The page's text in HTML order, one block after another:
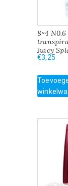
8×4
Juicy
€3,25